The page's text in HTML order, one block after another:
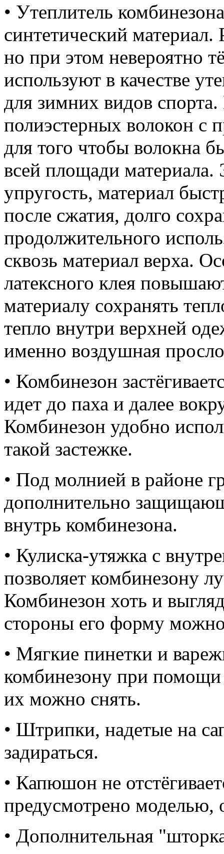
• Утеплитель
синтетический
но при этом невероятно
используют в качестве
для зимних видов
полиэстерных волокон с
для того чтобы волокна
всей площади материала.
упругость, материал
после сжатия, долго
продолжительного
сквозь материал верха.
латексного клея
материалу сохранять
тепло внутри верхней
именно воздушная
• Комбинезон
идет до паха и далее
Комбинезон удобно
такой застежке.
• Под молнией в районе
дополнительно
внутрь комбинезона.
• Кулиска-утяжка с
позволяет комбинезону
Комбинезон хоть и
стороны его форму
• Мягкие пинетки и
комбинезону при
их можно снять.
• Штрипки, надетые на
задираться.
• Капюшон не
предусмотрено моделью,
• Дополнительная